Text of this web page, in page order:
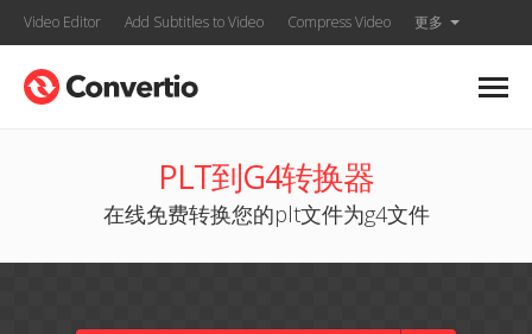
Video Editor Add Subtitles to Video Compress Video 更多
PLT到G4转换器
在线免费转换您的plt文件为g4文件